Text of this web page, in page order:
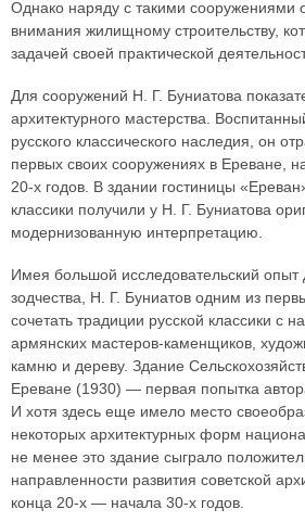
Однако наряду с такими сооружениями
внимания жилищному строительству,
задачей своей практической
Для сооружений Н. Г. Буниатова
архитектурного мастерства.
русского классического наследия, он
первых своих сооружениях в Ереване,
20-х годов. В здании гостиницы
классики получили у Н. Г. Буниатова
модернизованную интерпретацию.
Имея большой исследовательский опыт
зодчества, Н. Г. Буниатов одним из
сочетать традиции русской классики с
армянских мастеров-каменщиков,
камню и дереву. Здание
Ереване (1930) — первая попытка
И хотя здесь еще имело место
некоторых архитектурных форм
не менее это здание сыграло
направленности развития советской
конца 20-х — начала 30-х годов.